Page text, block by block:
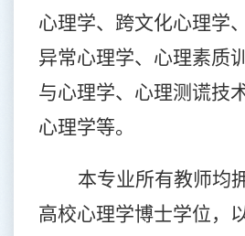
心理学、跨文化心理学
异常心理学、心理素质
与心理学、心理测谎技
心理学等。
本专业所有教师均
高校心理学博士学位，